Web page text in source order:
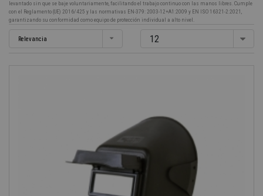
levantado sin que se baje voluntariamente, facilitando el trabajo continuo con las manos libres. Cumple
con el Reglamento (UE) 2016/425 y las normativas EN-379: 2003-12+A1:2009 y EN ISO 16321-2:2021,
garantizando su conformidad como equipo de protección individual a alto nivel.
Relevancia 12